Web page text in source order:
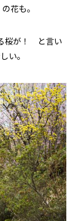
花も。
桜が！ と言い
い。